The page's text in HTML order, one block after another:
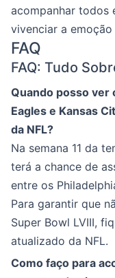
acompanhar todos
vivenciar a
FAQ
FAQ: Tudo
Quando posso ver
Eagles e Kansas
da NFL?
Na semana 11 da
terá a chance de
entre os
Para garantir que
Super Bowl LVIII,
atualizado da NFL.
Como faço para